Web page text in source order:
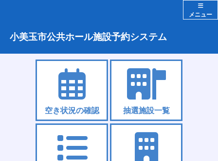
メニュー
小美玉市公共ホール施設予約システム
空き状況の確認 抽選施設一覧